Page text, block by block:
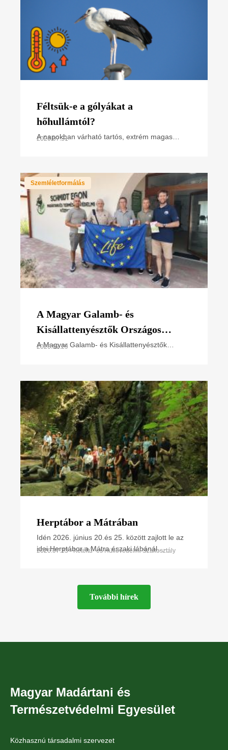
Féltsük-e a gólyákat a
hőhullámtól?
A napokban várható tartós, extrém magas
2026.07.31
Szemléletformálás
A Magyar Galamb- és
Kisállattenyésztők Országos
Szövetségének elnökével
A Magyar Galamb- és Kisállattenyésztők
2026.07.29
Herptábor a Mátrában
Idén 2026. június 20.és 25. között zajlott le az
idei Herptábor a Mátra északi lábánál
2026.07.23 • Kétéltű- és Hüllővédelmi Szakosztály
További hírek
Magyar Madártani és
Természetvédelmi Egyesület
Közhasznú társadalmi szervezet